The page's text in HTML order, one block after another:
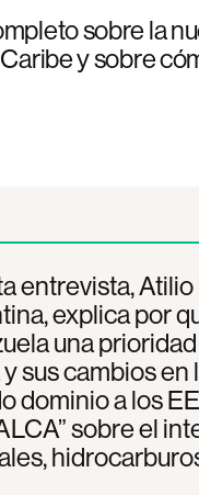
sobre la
y sobre
entrevista,
explica por
una
sus cambios
dominio a los
sobre el